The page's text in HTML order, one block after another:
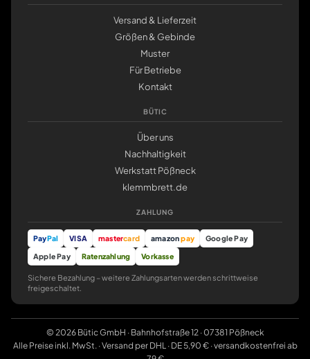
Versand & Lieferzeit
Größen & Gebinde
Muster
Für Betriebe
Kontakt
BÜTIC
Über uns
Nachhaltigkeit
Werkstatt Pößneck
klemmbrett.de
ZAHLUNG
PayPal VISA mastercard amazonpay
Google Pay
Apple Pay
Ratenzahlung Vorkasse
Sichere Bezahlung – weitere Zahlungsarten werden schrittweise
freigeschaltet.
© 2026 Bütic GmbH · Bahnhofstraße 12 · 07381 Pößneck
Alle Preise inkl. MwSt. · Versand per DHL · DE 5,90 € · versandkostenfrei ab